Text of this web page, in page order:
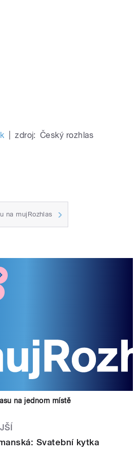
zdroj: Český rozhlas
na mujRozhlas
na jednom místě
Svatební kytka